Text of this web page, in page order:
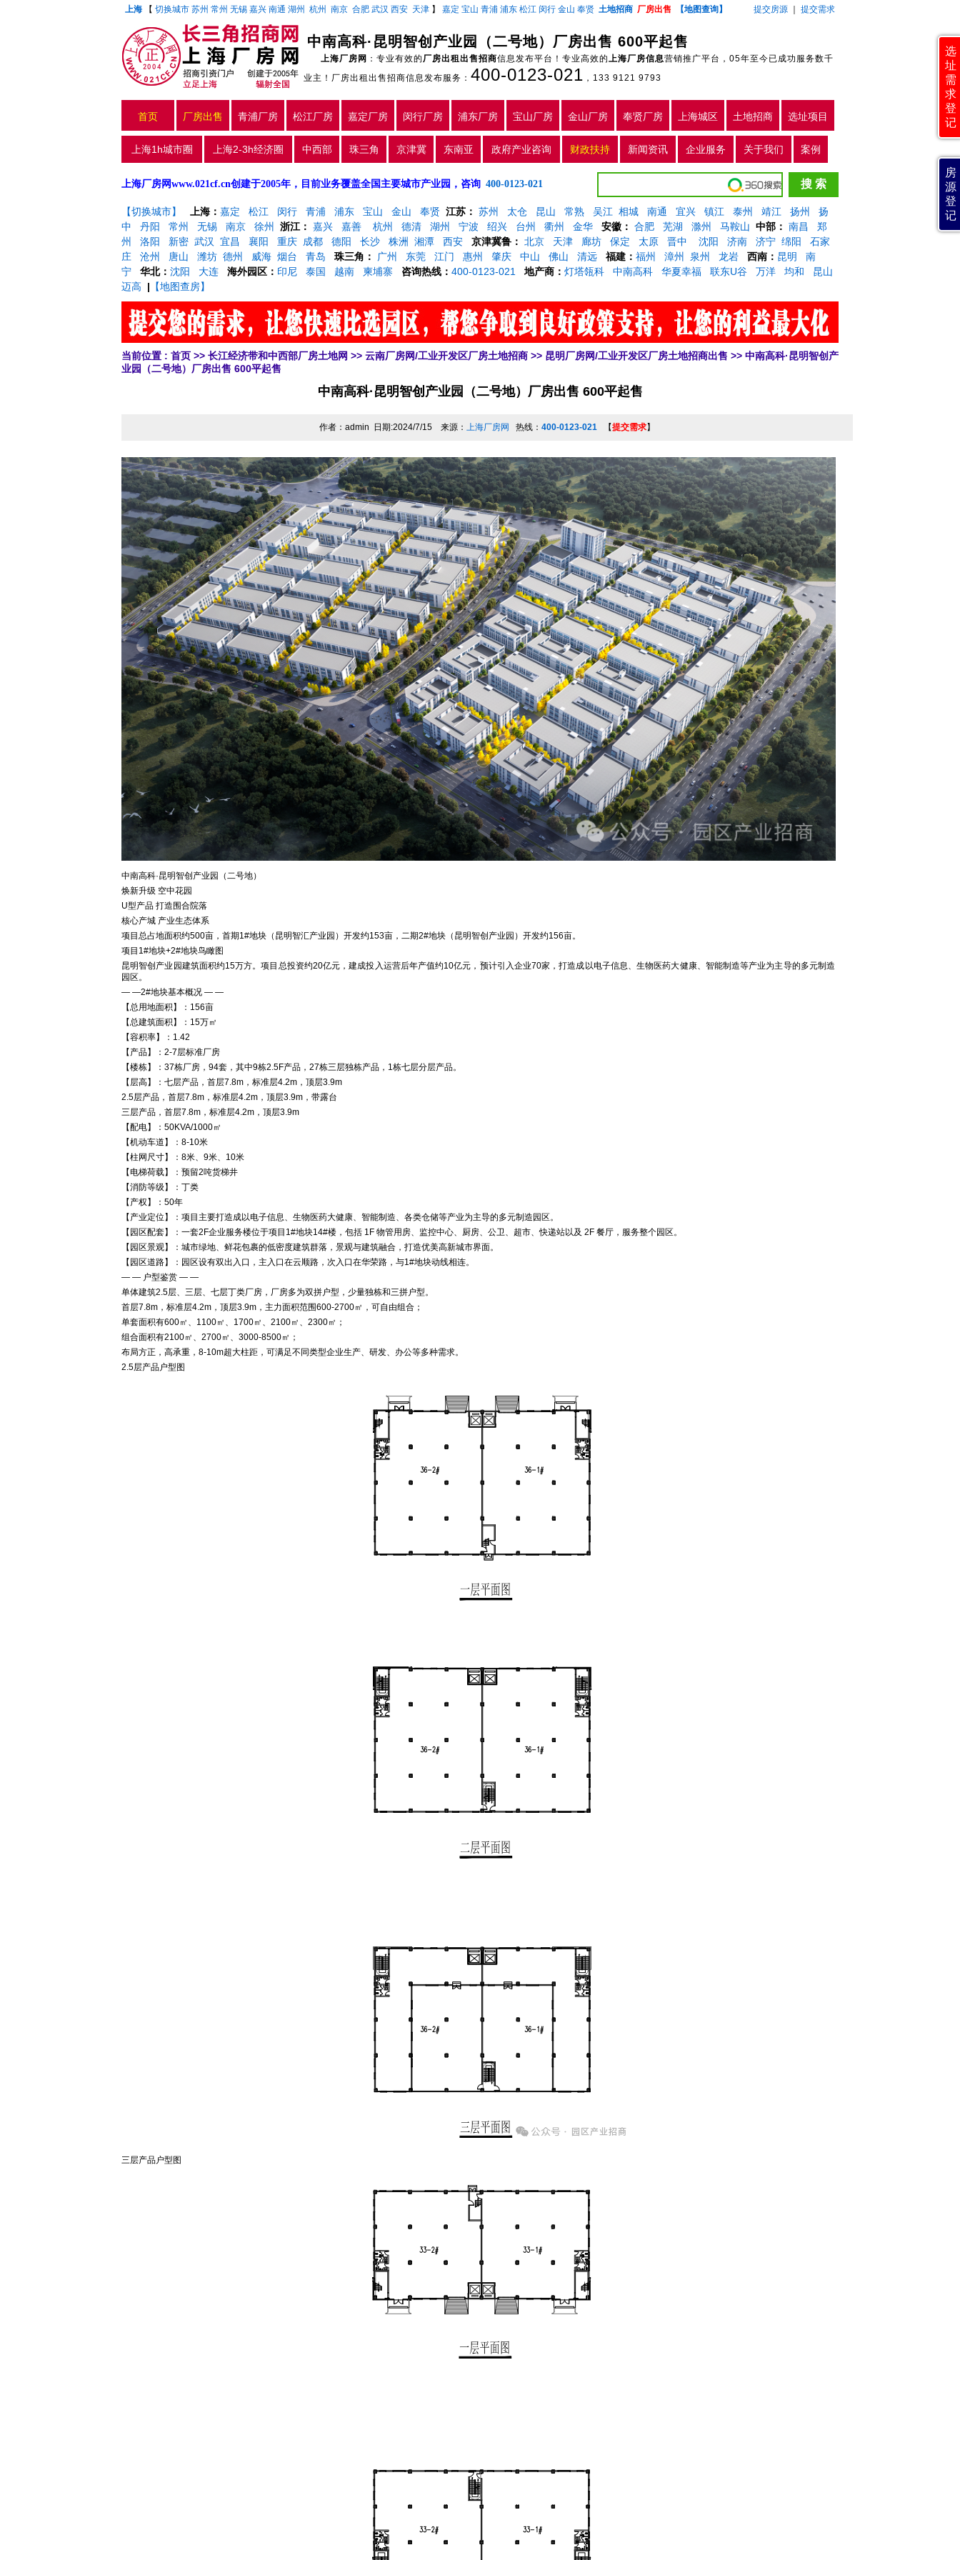
上海 【 切换城市 苏州 常州 无锡 嘉兴 南通 湖州 杭州 南京 合肥 武汉 西安 天津 】 嘉定 宝山 青浦 浦东 松江 闵行 金山 奉贤 土地招商 厂房出售 【地图查询】 提交房源 提交需求
中南高科·昆明智创产业园（二号地）厂房出售 600平起售
上海厂房网 ：专业有效的厂房出租出售招商信息发布平台！专业高效的上海厂房信息营销推广平台，05年至今已成功服务数千
业主！厂房出租出售招商信息发布服务： 400-0123-021 ，133 9121 9793
首页 厂房出售 青浦厂房 松江厂房 嘉定厂房 闵行厂房 浦东厂房 宝山厂房 金山厂房 奉贤厂房 上海城区 土地招商 选址项目
上海1h城市圈 上海2-3h经济圈 中西部 珠三角 京津冀 东南亚 政府产业咨询 财政扶持 新闻资讯 企业服务 关于我们 案例
上海厂房网www.021cf.cn创建于2005年，目前业务覆盖全国主要城市产业园，咨询 400-0123-021
【切换城市】 上海： 嘉定 松江 闵行 青浦 浦东 宝山 金山 奉贤 江苏： 苏州 太仓 昆山 常熟 吴江 相城 南通 宜兴 镇江 泰州 靖江 扬州
扬
中
丹阳 常州 无锡 南京 徐州 浙江： 嘉兴 嘉善 杭州 德清 湖州 宁波 绍兴 台州 衢州 金华 安徽： 合肥 芜湖 滁州 马鞍山 中部： 南昌
郑
州
洛阳 新密 武汉 宜昌 襄阳 重庆 成都 德阳 长沙 株洲 湘潭 西安 京津冀鲁： 北京 天津 廊坊 保定 太原 晋中 沈阳 济南 济宁 绵阳
石家
庄
沧州 唐山 潍坊 德州 威海 烟台 青岛 珠三角： 广州 东莞 江门 惠州 肇庆 中山 佛山 清远 福建： 福州 漳州 泉州 龙岩 西南： 昆明
南
宁
华北： 沈阳 大连 海外园区： 印尼 泰国 越南 柬埔寨 咨询热线： 400-0123-021 地产商： 灯塔瓴科 中南高科 华夏幸福 联东U谷 万洋 均和
昆山
迈高
| 【地图查房】
当前位置 : 首页 >> 长江经济带和中西部厂房土地网 >> 云南厂房网/工业开发区厂房土地招商 >> 昆明厂房网/工业开发区厂房土地招商出售 >> 中南高科·昆明智创产
业园（二号地）厂房出售 600平起售
中南高科·昆明智创产业园（二号地）厂房出售 600平起售
作者：admin 日期:2024/7/15 来源： 上海厂房网 热线： 400-0123-021 【提交需求】
中南高科·昆明智创产业园（二号地）
焕新升级 空中花园
U型产品 打造围合院落
核心产城 产业生态体系
项目总占地面积约500亩，首期1#地块（昆明智汇产业园）开发约153亩，二期2#地块（昆明智创产业园）开发约156亩。
项目1#地块+2#地块鸟瞰图
昆明智创产业园建筑面积约15万方。项目总投资约20亿元，建成投入运营后年产值约10亿元，预计引入企业70家，打造成以电子信息、生物医药大健康、智能制造等产业为主导的多元制造
园区。
— —2#地块基本概况 — —
【总用地面积】：156亩
【总建筑面积】：15万㎡
【容积率】：1.42
【产品】：2-7层标准厂房
【楼栋】：37栋厂房，94套，其中9栋2.5F产品，27栋三层独栋产品，1栋七层分层产品。
【层高】：七层产品，首层7.8m，标准层4.2m，顶层3.9m
2.5层产品，首层7.8m，标准层4.2m，顶层3.9m，带露台
三层产品，首层7.8m，标准层4.2m，顶层3.9m
【配电】：50KVA/1000㎡
【机动车道】：8-10米
【柱网尺寸】：8米、9米、10米
【电梯荷载】：预留2吨货梯井
【消防等级】：丁类
【产权】：50年
【产业定位】：项目主要打造成以电子信息、生物医药大健康、智能制造、各类仓储等产业为主导的多元制造园区。
【园区配套】：一套2F企业服务楼位于项目1#地块14#楼，包括 1F 物管用房、监控中心、厨房、公卫、超市、快递站以及 2F 餐厅，服务整个园区。
【园区景观】：城市绿地、鲜花包裹的低密度建筑群落，景观与建筑融合，打造优美高新城市界面。
【园区道路】：园区设有双出入口，主入口在云顺路，次入口在华荣路，与1#地块动线相连。
— — 户型鉴赏 — —
单体建筑2.5层、三层、七层丁类厂房，厂房多为双拼户型，少量独栋和三拼户型。
首层7.8m，标准层4.2m，顶层3.9m，主力面积范围600-2700㎡，可自由组合；
单套面积有600㎡、1100㎡、1700㎡、2100㎡、2300㎡；
组合面积有2100㎡、2700㎡、3000-8500㎡；
布局方正，高承重，8-10m超大柱距，可满足不同类型企业生产、研发、办公等多种需求。
2.5层产品户型图
三层产品户型图
选
址
需
求
登
记
房
源
登
记